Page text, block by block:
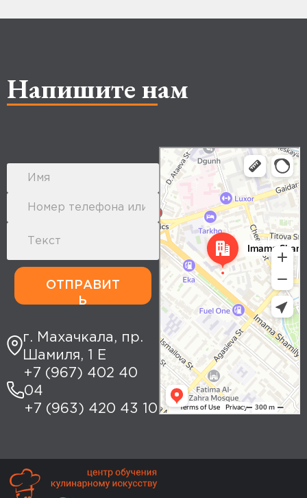
Напишите нам
ОТПРАВИТ
Ь
г. Махачкала, пр.
Шамиля, 1 Е
+7 (967) 402 40
04
+7 (963) 420 43 10
Makhachkala
Yandex Maps: search for places,
transport, and routes